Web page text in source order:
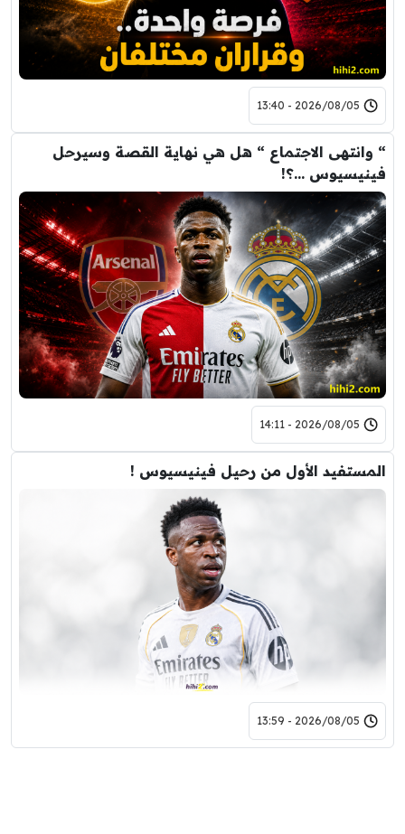
2026/08/05 - 13:40
“ وانتهى الاجتماع “ هل هي نهاية القصة وسيرحل
فينيسيوس …؟!
2026/08/05 - 14:11
المستفيد الأول من رحيل فينيسيوس !
2026/08/05 - 13:59